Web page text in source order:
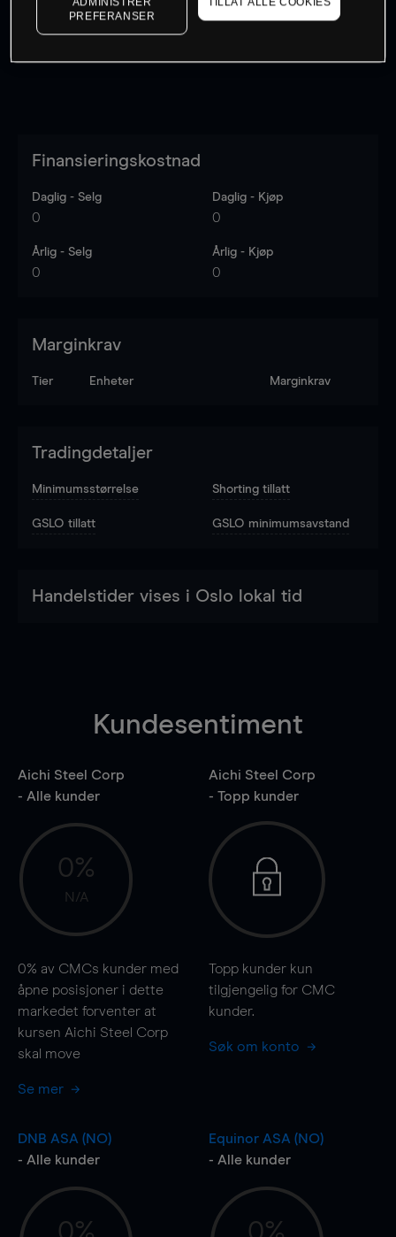
Kursene er veiledende. to see latest market data
Finansieringskostnad
Daglig - Selg
0
Daglig - Kjøp
0
Årlig - Selg
0
Årlig - Kjøp
0
Marginkrav
Tier Enheter Marginkrav
Tradingdetaljer
Minimumsstørrelse Shorting tillatt
GSLO tillatt GSLO minimumsavstand
Handelstider vises i Oslo lokal tid
Kundesentiment
Aichi Steel Corp
- Alle kunder
0%
N/A
0% av CMCs kunder med
åpne posisjoner i dette
markedet forventer at
kursen Aichi Steel Corp
skal move
Se mer
Aichi Steel Corp
- Topp kunder
Topp kunder kun
tilgjengelig for CMC
kunder.
Søk om konto
DNB ASA (NO)
- Alle kunder
Equinor ASA (NO)
- Alle kunder
PREFERANSER